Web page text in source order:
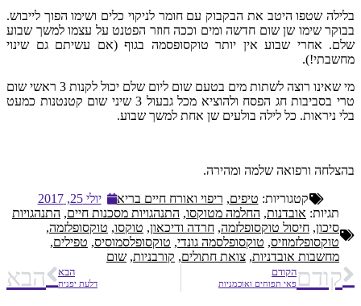
בלילה שטפו היטב את הבקבוק עם חומר לניקוי כלים ושימו הפוך לייבוש.
בבוקר שימו שן שום חדשה ומים וככה חוזר הפטנט על עצמו למשך שבוע
שלם. אחרי שבוע אין יותר טוקסופסמה בגוף (אם עשיתם גם שינוי
מחשבתי!).
מי שאינו רוצה לשתות מים בטעם שום ליום שלם יכול לקנות 3 ראשי שום
טרי בסביבות חג הפסח ולהוציא מכל גבעול 3 שיני שום קטנטנות כמעט
בלי ניראות. כל לילה בולעים שן אחת למשך שבוע.
בהצלחה ורפואה שלמה ומהירה.
קטגוריות: טיפים, ריפוי ואורח חיים בריא
יולי 25, 2017
תגיות: אובדנות, החלמה מטוקסו, התנהגויות מסכנות חיים, התנהגויות
סיכון, חיסול טוקסופלזמה, חרדה ודיכאון, טוקסו, טוקסופלזמה,
טוקסופלזמוזיס, טוקסופלסמה גונדי, טוקסופלסמוסיס, טפילים,
מחשבות אובדניות, צואת חתולים, קורבניות, שום
קודםהקודם
פאי תפוחים ואוכמניות
הבא
דלעת יפנית הבא